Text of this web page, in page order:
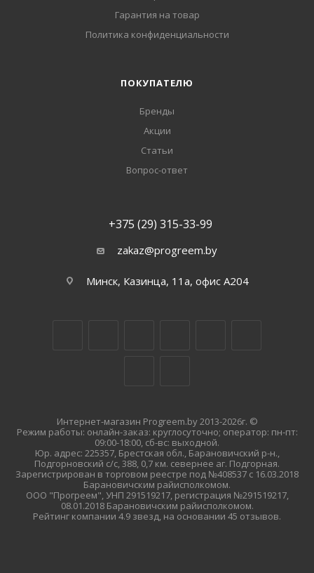
Гарантия на товар
Политика конфиденциальности
ПОКУПАТЕЛЮ
Бренды
Акции
Статьи
Вопрос-ответ
+375 (29) 315-33-99
zakaz@progreem.by
Минск, Казинца, 11а, офис А204
Интернет-магазин Progreem.by 2013-2026г. ©
Режим работы: онлайн-заказ: круглосуточно; оператор: пн-пт:
09:00-18:00, сб-вс: выходной.
Юр. адрес: 225357, Брестская обл., Барановичский р-н.,
Подгорновский с/с, 388, 0,7 км. севернее аг. Подгорная.
Зарегистрирован в торговом реестре под №408537 с 16.03.2018
Барановичским райисполкомом.
ООО "Прогреем", УНП 291519217, регистрация №291519217,
08.01.2018 Барановичским райисполкомом.
Рейтинг компании 4.9 звезд, на основании 45 отзывов.